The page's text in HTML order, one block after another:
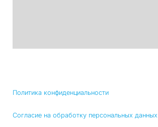
Политика конфиденциальности
Согласие на обработку персональных данных